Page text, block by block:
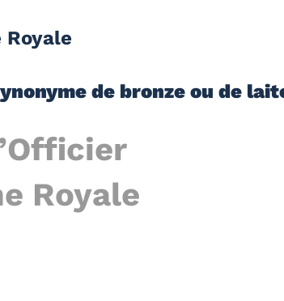
Royale
de bronze ou de
Royale